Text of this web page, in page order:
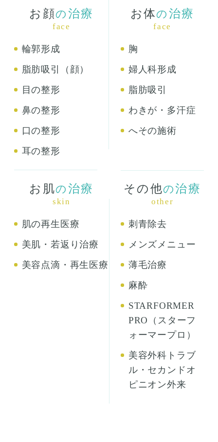
お顔の 治療
face
輪郭形成
脂肪吸引（顔）
目の整形
鼻の整形
口の整形
耳の整形
お体の 治療
face
胸
婦人科形成
脂肪吸引
わきが・多汗症
へその施術
お肌の 治療
skin
肌の再生医療
美肌・若返り治療
美容点滴・再生医療
その他の治療
other
刺青除去
メンズメニュー
薄毛治療
麻酔
STARFORMER
PRO（スターフ
ォーマープロ）
美容外科トラブ
ル・セカンドオ
ピニオン外来